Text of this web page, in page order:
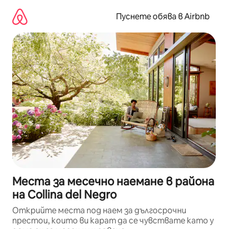
съдържанието
Пуснете обява в Airbnb
Места за месечно наемане в района
на Collina del Negro
Открийте места под наем за дългосрочни
престои, които ви карат да се чувствате като у